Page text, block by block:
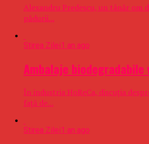
Alexandru Predescu, un tânăr om
pădurii...
Stirea Zilei1 an ago
Ambalaje
În industria HoReCa, discuția
față de...
Stirea Zilei1 an ago